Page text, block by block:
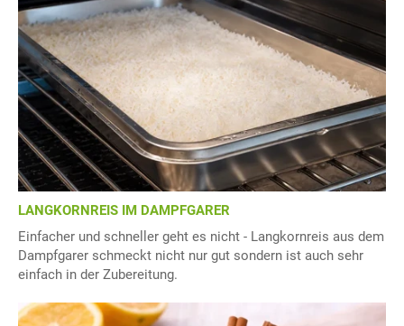
LANGKORNREIS IM DAMPFGARER
Einfacher und schneller geht es nicht - Langkornreis aus dem
Dampfgarer schmeckt nicht nur gut sondern ist auch sehr
einfach in der Zubereitung.